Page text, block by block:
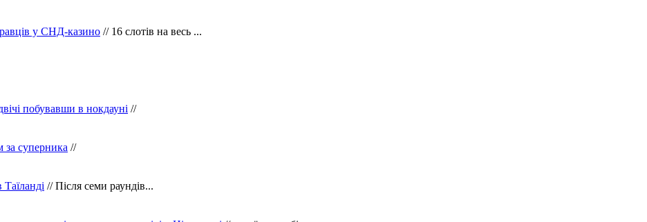
у СНД-казино // 16 слотів на весь ...
побувавши в нокдауні //
суперника //
// Після семи раундів...